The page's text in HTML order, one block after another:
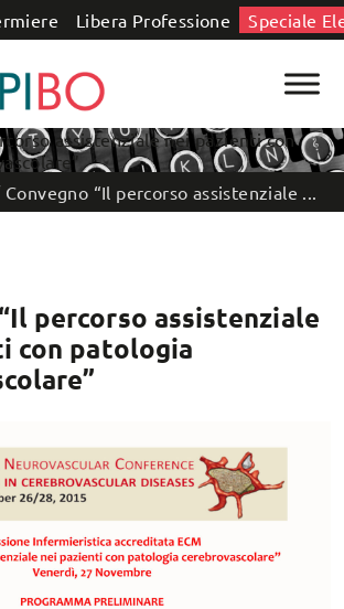
Libera Professione Speciale
Convegno “Il percorso assistenziale ...
percorso assistenziale
con patologia